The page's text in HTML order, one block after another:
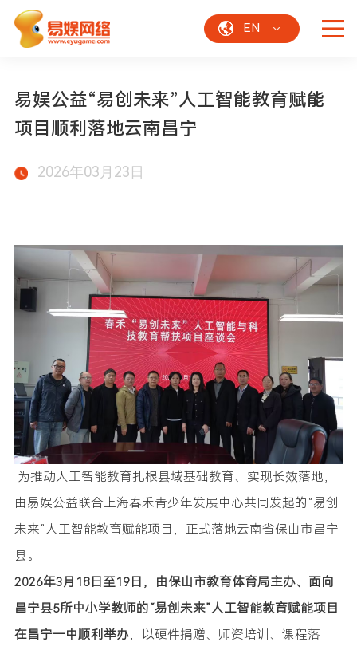
EN
易娱公益“易创未来”人工智能教育赋能
项目顺利落地云南昌宁
2026年03月23日
为推动人工智能教育扎根县域基础教育、实现长效落地，
由易娱公益联合上海春禾青少年发展中心共同发起的“易创
未来”人工智能教育赋能项目，正式落地云南省保山市昌宁
县。
2026年3月18日至19日，由保山市教育体育局主办、面向
昌宁县5所中小学教师的“易创未来”人工智能教育赋能项目
在昌宁一中顺利举办，以硬件捐赠、师资培训、课程落